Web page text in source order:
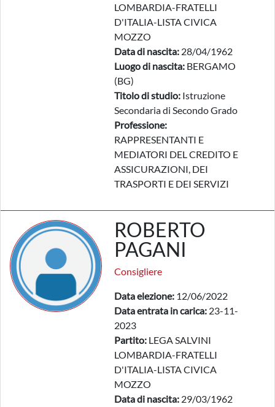
LOMBARDIA-FRATELLI
D'ITALIA-LISTA CIVICA
MOZZO
Data di nascita: 28/04/1962
Luogo di nascita: BERGAMO
(BG)
Titolo di studio: Istruzione
Secondaria di Secondo Grado
Professione:
RAPPRESENTANTI E
MEDIATORI DEL CREDITO E
ASSICURAZIONI, DEI
TRASPORTI E DEI SERVIZI
ROBERTO
PAGANI
Consigliere
Data elezione: 12/06/2022
Data entrata in carica: 23-11-
2023
Partito: LEGA SALVINI
LOMBARDIA-FRATELLI
D'ITALIA-LISTA CIVICA
MOZZO
Data di nascita: 29/03/1962